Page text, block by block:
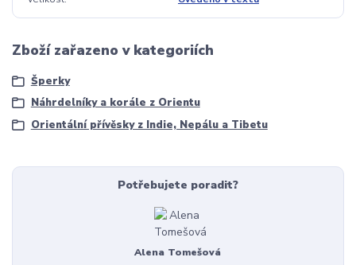
Zboží zařazeno v kategoriích
Šperky
Náhrdelníky a korále z Orientu
Orientální přívěsky z Indie, Nepálu a Tibetu
Potřebujete poradit?
Alena Tomešová